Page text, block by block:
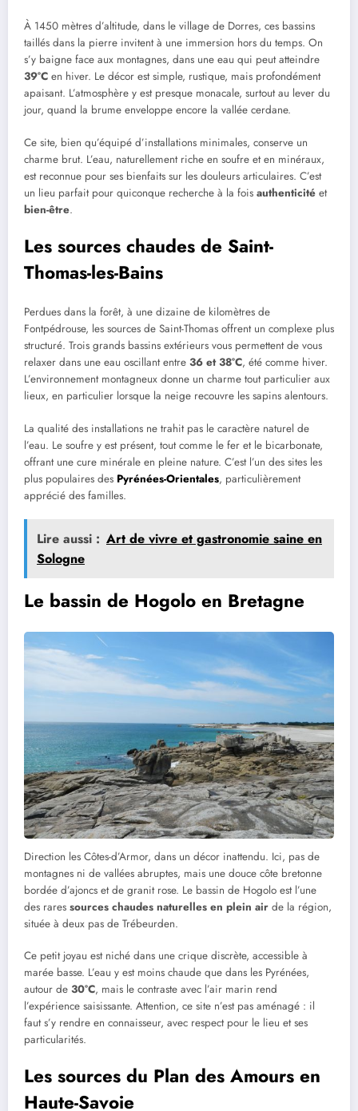
À 1450 mètres d’altitude, dans le village de Dorres, ces bassins
taillés dans la pierre invitent à une immersion hors du temps. On
s’y baigne face aux montagnes, dans une eau qui peut atteindre
39°C en hiver. Le décor est simple, rustique, mais profondément
apaisant. L’atmosphère y est presque monacale, surtout au lever du
jour, quand la brume enveloppe encore la vallée cerdane.
Ce site, bien qu’équipé d’installations minimales, conserve un
charme brut. L’eau, naturellement riche en soufre et en minéraux,
est reconnue pour ses bienfaits sur les douleurs articulaires. C’est
un lieu parfait pour quiconque recherche à la fois authenticité et
bien-être.
Les sources chaudes de Saint-
Thomas-les-Bains
Perdues dans la forêt, à une dizaine de kilomètres de
Fontpédrouse, les sources de Saint-Thomas offrent un complexe plus
structuré. Trois grands bassins extérieurs vous permettent de vous
relaxer dans une eau oscillant entre 36 et 38°C, été comme hiver.
L’environnement montagneux donne un charme tout particulier aux
lieux, en particulier lorsque la neige recouvre les sapins alentours.
La qualité des installations ne trahit pas le caractère naturel de
l’eau. Le soufre y est présent, tout comme le fer et le bicarbonate,
offrant une cure minérale en pleine nature. C’est l’un des sites les
plus populaires des Pyrénées-Orientales, particulièrement
apprécié des familles.
Lire aussi : Art de vivre et gastronomie saine en
Sologne
Le bassin de Hogolo en Bretagne
Direction les Côtes-d’Armor, dans un décor inattendu. Ici, pas de
montagnes ni de vallées abruptes, mais une douce côte bretonne
bordée d’ajoncs et de granit rose. Le bassin de Hogolo est l’une
des rares sources chaudes naturelles en plein air de la région,
située à deux pas de Trébeurden.
Ce petit joyau est niché dans une crique discrète, accessible à
marée basse. L’eau y est moins chaude que dans les Pyrénées,
autour de 30°C, mais le contraste avec l’air marin rend
l’expérience saisissante. Attention, ce site n’est pas aménagé : il
faut s’y rendre en connaisseur, avec respect pour le lieu et ses
particularités.
Les sources du Plan des Amours en
Haute-Savoie